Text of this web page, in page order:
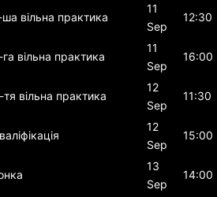
вільна практика
11
Sep
12:30
га вільна практика
11
Sep
16:00
тя вільна практика
12
Sep
11:30
12
Sep
15:00
13
Sep
14:00